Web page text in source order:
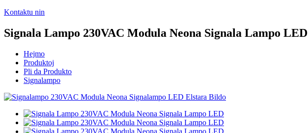
Kontaktu nin
Signala Lampo 230VAC Modula Neona Signala Lampo LED
Hejmo
Produktoj
Pli da Produkto
Signalampo